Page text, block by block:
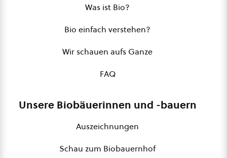
Was ist Bio?
Bio einfach verstehen?
Wir schauen aufs Ganze
FAQ
Unsere Biobäuerinnen und -bauern
Auszeichnungen
Schau zum Biobauernhof